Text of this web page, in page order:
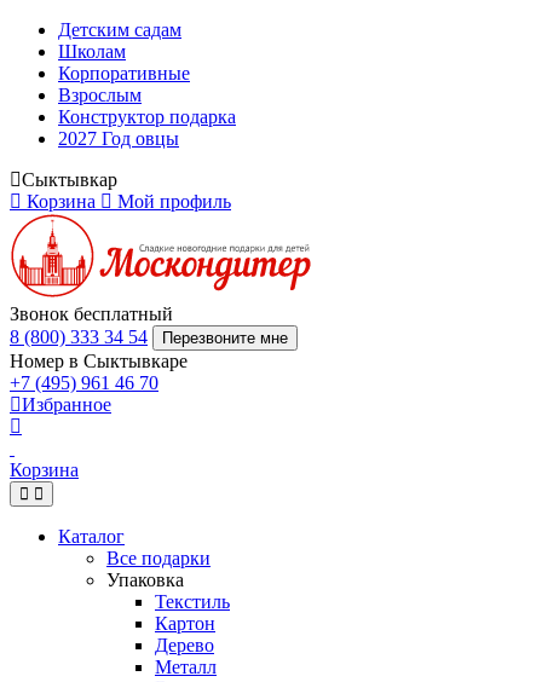
Детским садам
Школам
Корпоративные
Взрослым
Конструктор подарка
2027 Год овцы
Сыктывкар
Корзина
Мой профиль
Звонок бесплатный
8 (800) 333 34 54
Перезвоните мне
Номер в Сыктывкаре
+7 (495) 961 46 70
Избранное
Корзина
Каталог
Все подарки
Упаковка
Текстиль
Картон
Дерево
Металл